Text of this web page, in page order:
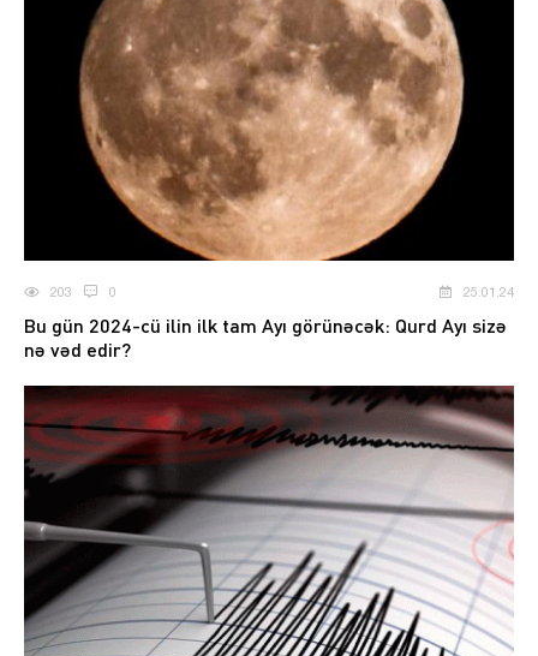
203 0 25.01.24
Bu gün 2024-cü ilin ilk tam Ayı görünəcək: Qurd Ayı sizə
nə vəd edir?